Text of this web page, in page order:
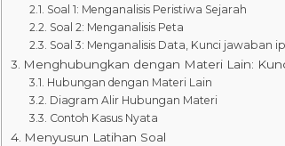
Soal 1: Menganalisis Peristiwa Sejarah
Soal 2: Menganalisis Peta
Soal 3: Menganalisis Data, Kunci jawaban
Menghubungkan dengan Materi Lain:
Hubungan dengan Materi Lain
Diagram Alir Hubungan Materi
Contoh Kasus Nyata
Menyusun Latihan Soal